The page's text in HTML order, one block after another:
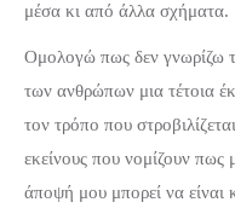
μέσα κι από άλλα σχήματα.
Ομολογώ πως δεν γνωρίζω
των ανθρώπων μια τέτοια
τον τρόπο που
εκείνους που νομίζουν
άποψή μου μπορεί να